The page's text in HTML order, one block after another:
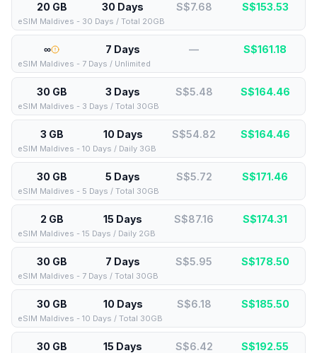
20 GB 30 Days S$7.68 S$153.53
eSIM Maldives - 30 Days / Total 20GB
∞ 7 Days — S$161.18
eSIM Maldives - 7 Days / Unlimited
30 GB 3 Days S$5.48 S$164.46
eSIM Maldives - 3 Days / Total 30GB
3 GB 10 Days S$54.82 S$164.46
eSIM Maldives - 10 Days / Daily 3GB
30 GB 5 Days S$5.72 S$171.46
eSIM Maldives - 5 Days / Total 30GB
2 GB 15 Days S$87.16 S$174.31
eSIM Maldives - 15 Days / Daily 2GB
30 GB 7 Days S$5.95 S$178.50
eSIM Maldives - 7 Days / Total 30GB
30 GB 10 Days S$6.18 S$185.50
eSIM Maldives - 10 Days / Total 30GB
30 GB 15 Days S$6.42 S$192.55